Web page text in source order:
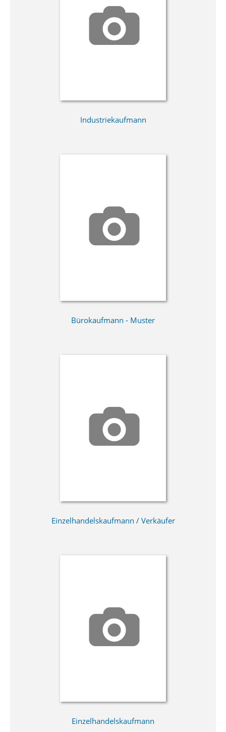
Industriekaufmann
Bürokaufmann - Muster
Einzelhandelskaufmann / Verkäufer
Einzelhandelskaufmann